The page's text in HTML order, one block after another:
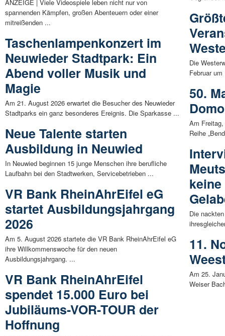
ANZEIGE | Viele Videospiele leben nicht nur von
spannenden Kämpfen, großen Abenteuern oder einer
mitreißenden ...
Taschenlampenkonzert im
Neuwieder Stadtpark: Ein
Abend voller Musik und
Magie
Am 21. August 2026 erwartet die Besucher des Neuwieder
Stadtparks ein ganz besonderes Ereignis. Die Sparkasse ...
Neue Talente starten
Ausbildung in Neuwied
In Neuwied beginnen 15 junge Menschen ihre berufliche
Laufbahn bei den Stadtwerken, Servicebetrieben ...
VR Bank RheinAhrEifel eG
startet Ausbildungsjahrgang
2026
Am 5. August 2026 startete die VR Bank RheinAhrEifel eG
ihre Willkommenswoche für den neuen
Ausbildungsjahrgang. ...
VR Bank RheinAhrEifel
spendet 15.000 Euro bei
Jubiläums-VOR-TOUR der
Hoffnung
Die
Februar
50.
Am
Reihe
Die
11.
Am 25.
Weiser